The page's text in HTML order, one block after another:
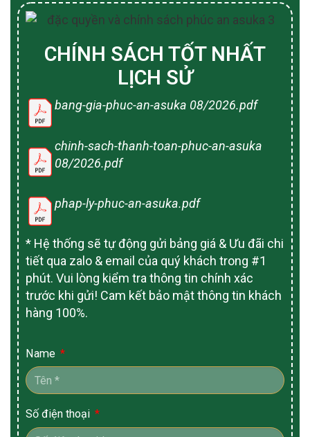
CHÍNH SÁCH TỐT NHẤT
LỊCH SỬ
bang-gia-phuc-an-asuka 08/2026.pdf
chinh-sach-thanh-toan-phuc-an-asuka
08/2026.pdf
phap-ly-phuc-an-asuka.pdf
* Hệ thống sẽ tự động gửi bảng giá & Ưu đãi chi
tiết qua zalo & email của quý khách trong #1
phút. Vui lòng kiểm tra thông tin chính xác
trước khi gửi! Cam kết bảo mật thông tin khách
hàng 100%.
Name
Số điện thoại